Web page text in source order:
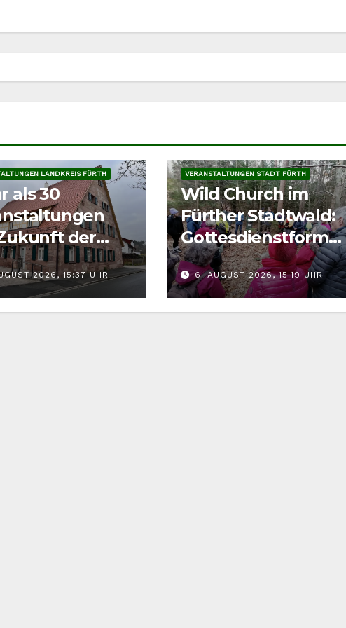
LANDKREIS FÜRTH
als 30
der
2026, 15:37 UHR
VERANSTALTUNGEN STADT FÜRTH
Wild Church im
Fürther Stadtwald:
Gottesdienstformat
kehrt im August
zurück
6. AUGUST 2026, 15:19 UHR